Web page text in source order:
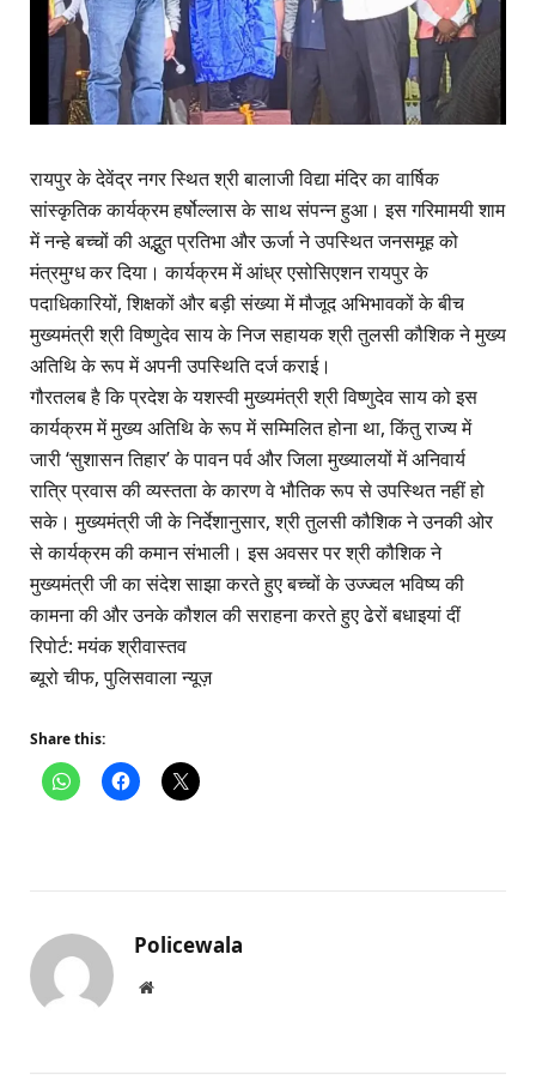
रायपुर के देवेंद्र नगर स्थित श्री बालाजी विद्या मंदिर का वार्षिक
सांस्कृतिक कार्यक्रम हर्षोल्लास के साथ संपन्न हुआ। इस गरिमामयी शाम
में नन्हे बच्चों की अद्भुत प्रतिभा और ऊर्जा ने उपस्थित जनसमूह को
मंत्रमुग्ध कर दिया। कार्यक्रम में आंध्र एसोसिएशन रायपुर के
पदाधिकारियों, शिक्षकों और बड़ी संख्या में मौजूद अभिभावकों के बीच
मुख्यमंत्री श्री विष्णुदेव साय के निज सहायक श्री तुलसी कौशिक ने मुख्य
अतिथि के रूप में अपनी उपस्थिति दर्ज कराई।
गौरतलब है कि प्रदेश के यशस्वी मुख्यमंत्री श्री विष्णुदेव साय को इस
कार्यक्रम में मुख्य अतिथि के रूप में सम्मिलित होना था, किंतु राज्य में
जारी ‘सुशासन तिहार’ के पावन पर्व और जिला मुख्यालयों में अनिवार्य
रात्रि प्रवास की व्यस्तता के कारण वे भौतिक रूप से उपस्थित नहीं हो
सके। मुख्यमंत्री जी के निर्देशानुसार, श्री तुलसी कौशिक ने उनकी ओर
से कार्यक्रम की कमान संभाली। इस अवसर पर श्री कौशिक ने
मुख्यमंत्री जी का संदेश साझा करते हुए बच्चों के उज्ज्वल भविष्य की
कामना की और उनके कौशल की सराहना करते हुए ढेरों बधाइयां दीं
रिपोर्ट: मयंक श्रीवास्तव
ब्यूरो चीफ, पुलिसवाला न्यूज़
Share this:
Policewala
Website